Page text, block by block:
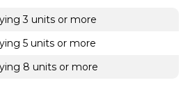
3 units or more
5 units or more
8 units or more